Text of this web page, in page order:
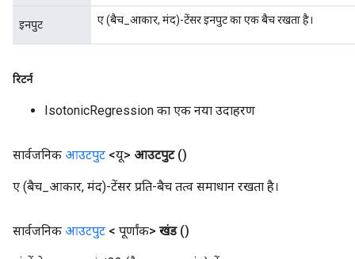
इनपुट ए (बैच_आकार, मंद)-टेंसर इनपुट का एक बैच रखता है।
रिटर्न
IsotonicRegression का एक नया उदाहरण
सार्वजनिक आउटपुट <यू> आउटपुट ()
ए (बैच_आकार, मंद)-टेंसर प्रति-बैच तत्व समाधान रखता है।
सार्वजनिक आउटपुट < पूर्णांक> खंड ()